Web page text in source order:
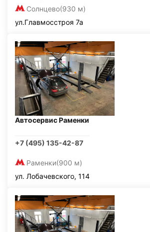
Солнцево(930 м)
ул.Главмосстроя 7а
Автосервис Раменки
+7 (495) 135-42-87
Раменки(900 м)
ул. Лобачевского, 114